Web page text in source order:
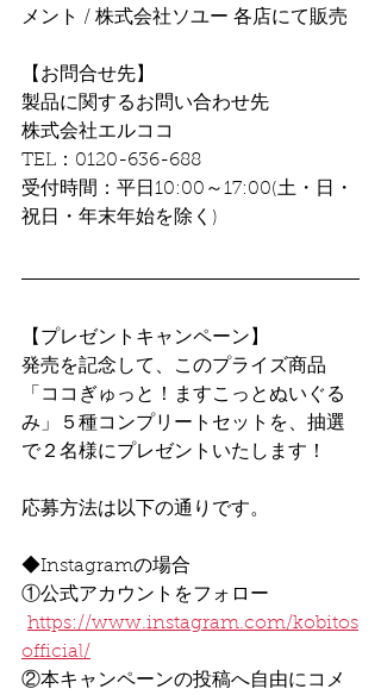
メント / 株式会社ソユー 各店にて販売
【お問合せ先】
製品に関するお問い合わせ先
株式会社エルココ
TEL：0120-636-688
受付時間：平日10:00～17:00(土・日・
祝日・年末年始を除く)
【プレゼントキャンペーン】
発売を記念して、このプライズ商品
「ココぎゅっと！ますこっとぬいぐる
み」５種コンプリートセットを、抽選
で２名様にプレゼントいたします！
応募方法は以下の通りです。
◆Instagramの場合
①公式アカウントをフォロー
https://www.instagram.com/kobitos
official/
②本キャンペーンの投稿へ自由にコメ